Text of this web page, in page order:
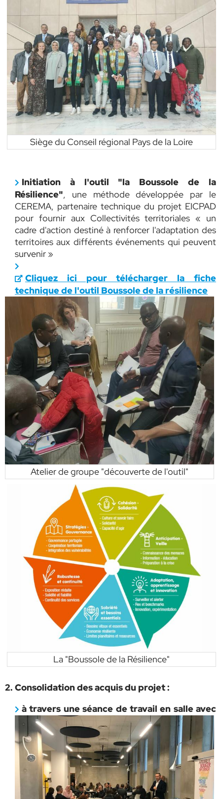
Siège du Conseil régional Pays de la Loire
Initiation à l'outil "la Boussole de la
Résilience", une méthode développée par le
CEREMA, partenaire technique du projet EICPAD
pour fournir aux Collectivités territoriales « un
cadre d'action destiné à renforcer l'adaptation des
territoires aux différents événements qui peuvent
survenir »
Cliquez ici pour télécharger la fiche
technique de l'outil Boussole de la résilience
Atelier de groupe "découverte de l'outil"
La "Boussole de la Résilience"
2. Consolidation des acquis du projet :
à travers une séance de travail en salle avec